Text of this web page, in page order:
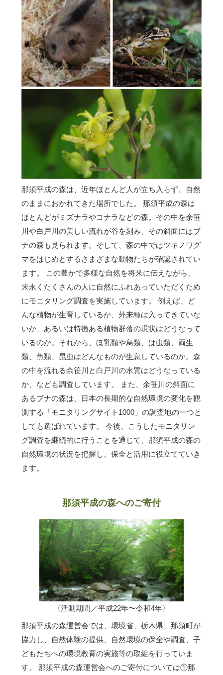
那須平成の森は、近年ほとんど人が立ち入らず、自然
のままにおかれてきた場所でした。 那須平成の森は
ほとんどがミズナラやコナラなどの森。その中を余笹
川や白戸川の美しい流れが谷を刻み、その斜面にはブ
ナの森も見られます。そして、森の中ではツキノワグ
マをはじめとするさまざまな動物たちが確認されてい
ます。 この豊かで多様な自然を将来に伝えながら、
末永くたくさんの人に自然にふれあっていただくため
にモニタリング調査を実施しています。 例えば、ど
んな植物が生育しているか、外来種は入ってきていな
いか、あるいは特徴ある植物群落の現状はどうなって
いるのか。それから、ほ乳類や鳥類、は虫類、両生
類、魚類、昆虫はどんなものが生息しているのか。森
の中を流れる余笹川と白戸川の水質はどうなっている
か、なども調査しています。 また、余笹川の斜面に
あるブナの森は、日本の長期的な自然環境の変化を観
測する「モニタリングサイト1000」の調査地の一つと
しても選ばれています。 今後、こうしたモニタリン
グ調査を継続的に行うことを通じて、那須平成の森の
自然環境の状況を把握し、保全と活用に役立てていき
ます。
那須平成の森へのご寄付
〈活動期間／平成22年〜令和4年〉
那須平成の森運営会では、環境省、栃木県、那須町が
協力し、自然体験の提供、自然環境の保全や調査、子
どもたちへの環境教育の実施等の取組を行っていま
す。 那須平成の森運営会へのご寄付については①那